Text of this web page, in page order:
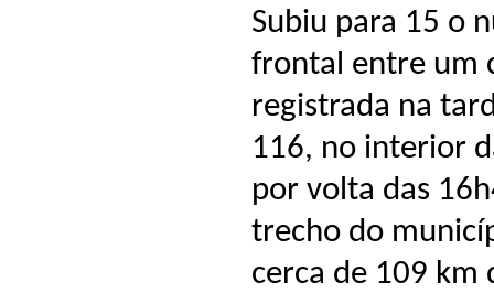
Subiu para 15 o
frontal entre um
registrada na
116, no interior
por volta das
trecho do
cerca de 109 km